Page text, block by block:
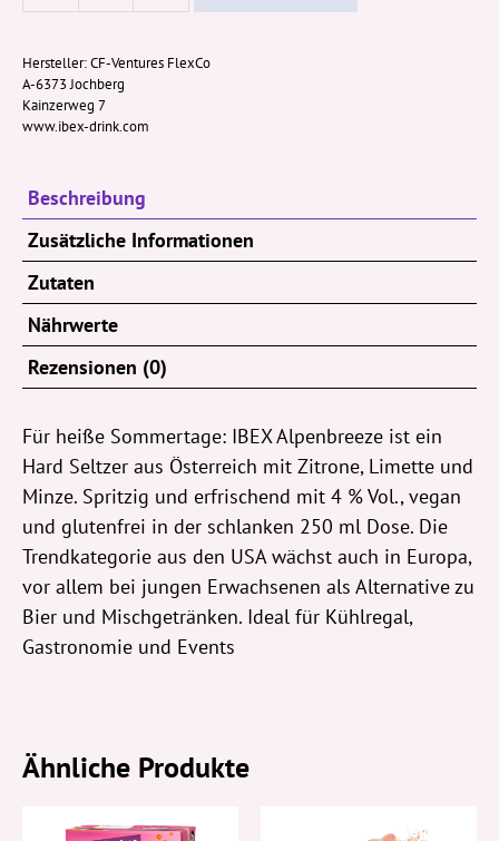
250ml
Menge
Hersteller:CF-Ventures FlexCo
A-6373 Jochberg
Kainzerweg 7
www.ibex-drink.com
Beschreibung
Zusätzliche Informationen
Zutaten
Nährwerte
Rezensionen (0)
Für heiße Sommertage: IBEX Alpenbreeze ist ein
Hard Seltzer aus Österreich mit Zitrone, Limette und
Minze. Spritzig und erfrischend mit 4 % Vol., vegan
und glutenfrei in der schlanken 250 ml Dose. Die
Trendkategorie aus den USA wächst auch in Europa,
vor allem bei jungen Erwachsenen als Alternative zu
Bier und Mischgetränken. Ideal für Kühlregal,
Gastronomie und Events
Ähnliche Produkte